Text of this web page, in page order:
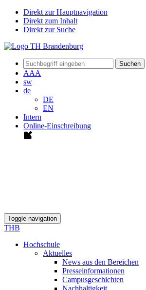
Direkt zur Hauptnavigation
Direkt zum Inhalt
Direkt zur Suche
Suchen
AAA
sw
de
DE
EN
Intern
Online-Einschreibung
Toggle navigation
THB
Hochschule
Aktuelles
News aus den Bereichen
Presseinformationen
Campusgeschichten
Nachhaltigkeit